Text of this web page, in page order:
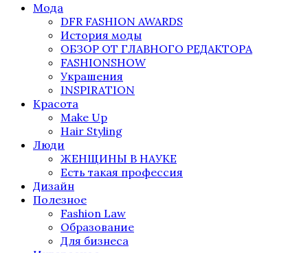
Мода
DFR FASHION AWARDS
История моды
ОБЗОР ОТ ГЛАВНОГО РЕДАКТОРА
FASHIONSHOW
Украшения
INSPIRATION
Красота
Make Up
Hair Styling
Люди
ЖЕНЩИНЫ В НАУКЕ
Есть такая профессия
Дизайн
Полезное
Fashion Law
Образование
Для бизнеса